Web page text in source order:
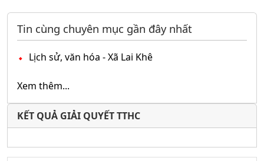
Tin cùng chuyên mục gần đây nhất
Lịch sử, văn hóa - Xã Lai Khê
Xem thêm...
KẾT QUẢ GIẢI QUYẾT TTHC